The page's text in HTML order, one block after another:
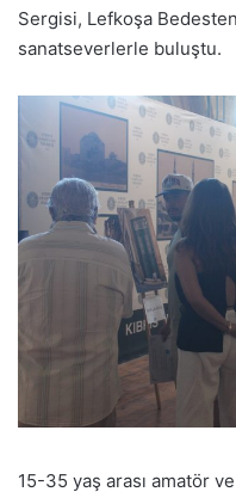
Sergisi, Lefkoşa
sanatseverlerle buluştu.
15-35 yaş arası amatör